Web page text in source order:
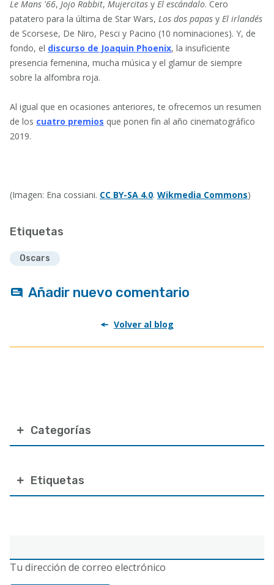
electrónico
Tu dirección de correo electrónico
Categorías
Etiquetas
Le Mans '66, Jojo Rabbit, Mujercitas y El escándalo. Cero
patatero para la última de Star Wars, Los dos papas y El irlandés
de Scorsese, De Niro, Pesci y Pacino (10 nominaciones). Y, de
fondo, el discurso de Joaquin Phoenix, la insuficiente
presencia femenina, mucha música y el glamur de siempre
sobre la alfombra roja.
Al igual que en ocasiones anteriores, te ofrecemos un resumen
de los cuatro premios que ponen fin al año cinematográfico
2019.
(Imagen: Ena cossiani. CC BY-SA 4.0. Wikmedia Commons)
Etiquetas
Oscars
Añadir nuevo comentario
Volver al blog